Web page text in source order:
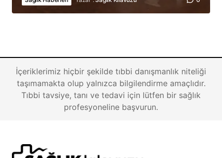
İçeriklerimiz hiçbir şekilde tıbbi danışmanlık niteliği
taşımamakta olup yalnızca bilgilendirme amaçlıdır.
Tıbbi tavsiye, tanı ve tedavi için lütfen bir sağlık
profesyoneline başvurun.